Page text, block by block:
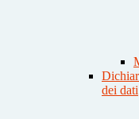
dei dati